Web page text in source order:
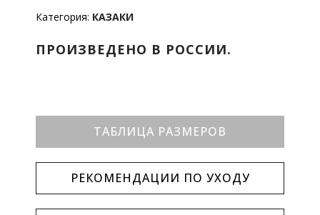
Категория: КАЗАКИ
ПРОИЗВЕДЕНО В РОССИИ.
ТАБЛИЦА РАЗМЕРОВ
РЕКОМЕНДАЦИИ ПО УХОДУ